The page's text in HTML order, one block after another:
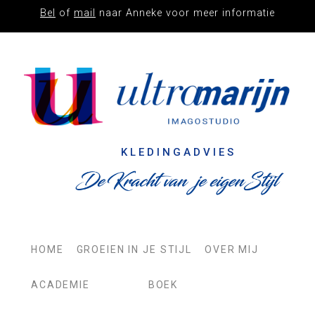
Bel of mail naar Anneke voor meer informatie
IMAGO
STUDIO
ULTRAMARIJN
KLEDINGADVIES
HOME GROEIEN IN JE STIJL OVER MIJ
ACADEMIE BOEK